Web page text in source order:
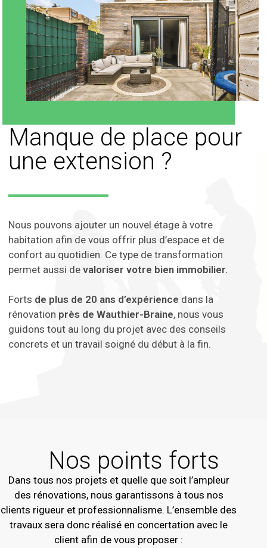
Manque de place pour
une extension ?
Nous pouvons ajouter un nouvel étage à votre
habitation afin de vous offrir plus d’espace et de
confort au quotidien. Ce type de transformation
permet aussi de valoriser votre bien immobilier.
Forts de plus de 20 ans d’expérience dans la
rénovation près de Wauthier-Braine, nous vous
guidons tout au long du projet avec des conseils
concrets et un travail soigné du début à la fin.
Nos points forts
Dans tous nos projets et quelle que soit l’ampleur
des rénovations, nous garantissons à tous nos
clients rigueur et professionnalisme. L’ensemble des
travaux sera donc réalisé en concertation avec le
client afin de vous proposer :